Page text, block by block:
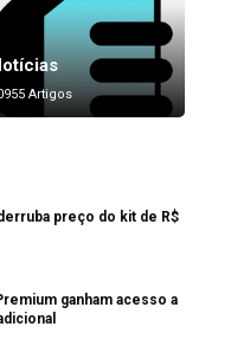
Artigos
preço do kit de R$
ganham acesso a